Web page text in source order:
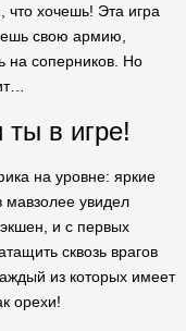
что хочешь! Эта игра
свою армию,
на соперников. Но
ты в игре!
на уровне: яркие
мавзолее увидел
и с первых
сквозь врагов
из которых имеет
орехи!